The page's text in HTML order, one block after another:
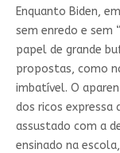
Enquanto Biden,
sem enredo e sem
papel de grande
propostas, como
imbatível. O
dos ricos expressa
assustado com a
ensinado na